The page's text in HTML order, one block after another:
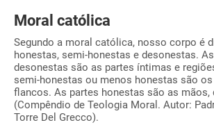
Moral católica
Segundo a moral católica, nosso corpo é
honestas, semi-honestas e desonestas.
desonestas são as partes íntimas e
semi-honestas ou menos honestas são
flancos. As partes honestas são as mãos,
(Compêndio de Teologia Moral. Autor:
Torre Del Grecco).